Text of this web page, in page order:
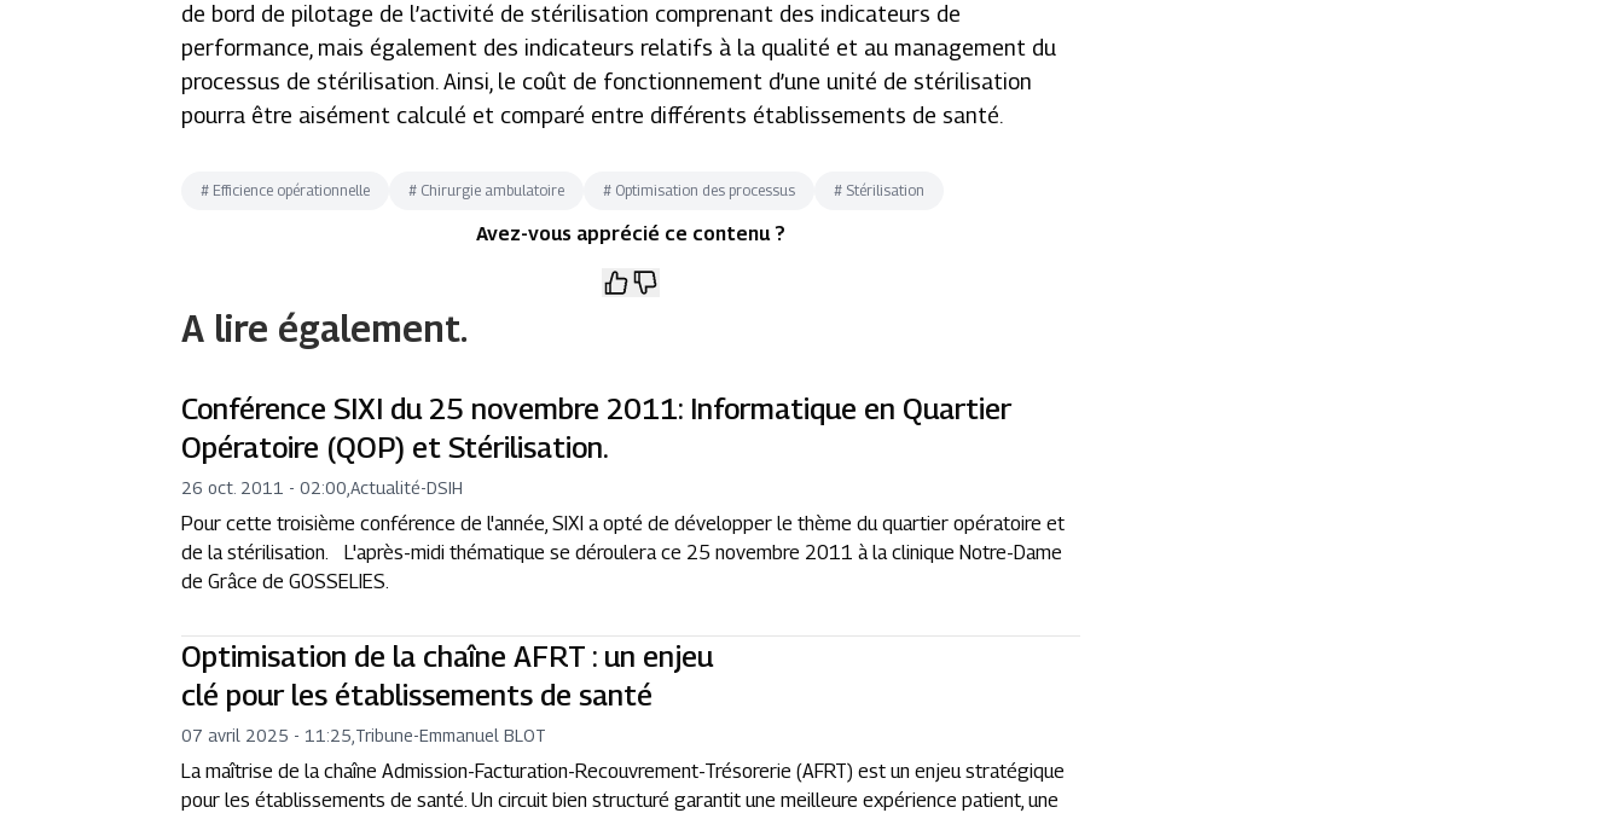
de bord de pilotage de l’activité de stérilisation comprenant des indicateurs de
performance, mais également des indicateurs relatifs à la qualité et au management du
processus de stérilisation. Ainsi, le coût de fonctionnement d’une unité de stérilisation
pourra être aisément calculé et comparé entre différents établissements de santé.
# Efficience opérationnelle # Chirurgie ambulatoire # Optimisation des processus # Stérilisation
Avez-vous apprécié ce contenu ?
A lire également.
Conférence SIXI du 25 novembre 2011: Informatique en Quartier
Opératoire (QOP) et Stérilisation.
26 oct. 2011 - 02:00 ,Actualité-DSIH
Pour cette troisième conférence de l'année, SIXI a opté de développer le thème du quartier opératoire et
de la stérilisation. L'après-midi thématique se déroulera ce 25 novembre 2011 à la clinique Notre-Dame
de Grâce de GOSSELIES.
Optimisation de la chaîne AFRT : un enjeu
clé pour les établissements de santé
07 avril 2025 - 11:25 Tribune-Emmanuel BLOT
La maîtrise de la chaîne Admission-Facturation-Recouvrement-Trésorerie (AFRT) est un enjeu stratégique
pour les établissements de santé. Un circuit bien structuré garantit une meilleure expérience patient, une